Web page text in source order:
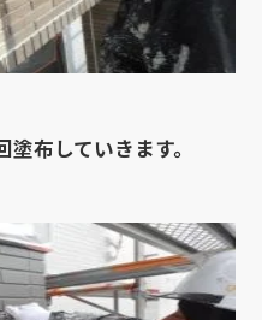
布していきます。